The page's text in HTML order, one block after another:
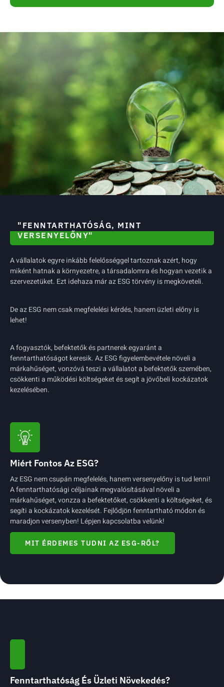
"FENNTARTHATÓSÁG, MINT
VERSENYELŐNY"
A vállalatok egyre inkább felelősséggel tartoznak azért, hogy
miként hatnak a környezetre, a társadalomra és hogyan vezetik a
szervezetüket. Ezt idehaza már az ESG törvény is megköveteli.
De az ESG nem csak megfelelési kérdés, hanem üzleti előny is
lehet!
A fogyasztók, befektetők és partnerek egyaránt a
fenntarthatóságot keresik. Az ESG figyelembevétele növeli a
márkahűséget, vonzóvá teszi a vállalatot a befektetők szemében,
csökkenti a működési költségeket és segít a jövőbeli kockázatok
kezelésében.
Miért Fontos Az ESG?
Az ESG nem csupán megfelelés, hanem versenyelőny is tud lenni!
A fenntarthatósági céljainak megvalósításával növeli a
márkahűséget, vonzza a befektetőket, csökkenti a költségeket, és
segíti a kockázatok kezelését. Fejlődjön fenntartható módon és
maradjon versenyben! Lépjen kapcsolatba velünk!
MIT ÉRDEMES TUDNI AZ ESG-RŐL?
Fenntarthatóság És Üzleti Növekedés?